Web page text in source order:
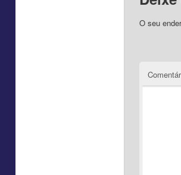
O seu